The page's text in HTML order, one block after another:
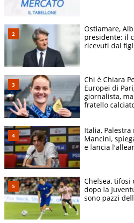
Ostiamare,
presidente: il
ricevuti dal
Chi è Chiara
Europei di
giornalista,
fratello
Italia,
Mancini,
e lancia
Chelsea, tifosi
dopo la
sono pazzi